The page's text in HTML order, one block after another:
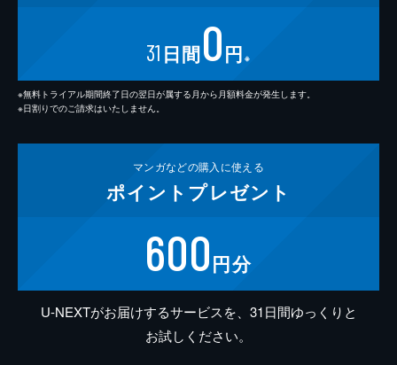
31 日間0円 ※
※無料トライアル期間終了日の翌日が属する月から月額料金が発生します。
※日割りでのご請求はいたしません。
マンガなどの購入に使える
ポイント プレゼント
600円分
U-NEXTがお届けするサービスを、31日間ゆっくりと
お試しください。